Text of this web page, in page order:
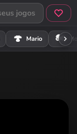
🍄 Mario 🏍️